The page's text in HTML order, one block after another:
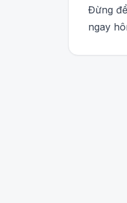
Đừng
ngay